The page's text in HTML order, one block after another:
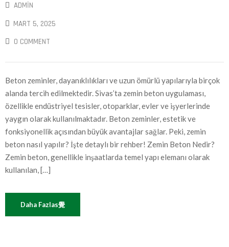
ADMIN
MART 5, 2025
0 COMMENT
Beton zeminler, dayanıklılıkları ve uzun ömürlü yapılarıyla birçok
alanda tercih edilmektedir. Sivas’ta zemin beton uygulaması,
özellikle endüstriyel tesisler, otoparklar, evler ve işyerlerinde
yaygın olarak kullanılmaktadır. Beton zeminler, estetik ve
fonksiyonellik açısından büyük avantajlar sağlar. Peki, zemin
beton nasıl yapılır? İşte detaylı bir rehber! Zemin Beton Nedir?
Zemin beton, genellikle inşaatlarda temel yapı elemanı olarak
kullanılan, […]
Daha Fazlas覺